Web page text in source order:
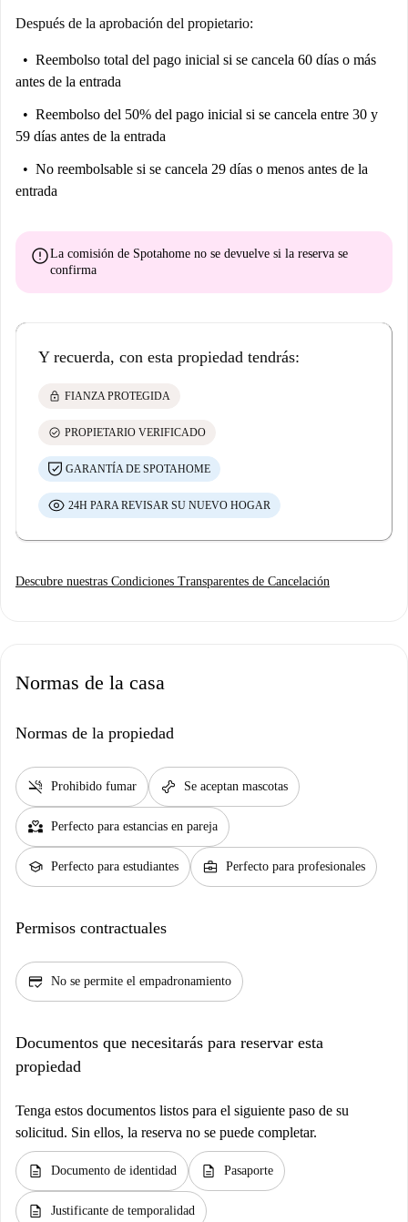
Después de la aprobación del propietario:
Reembolso total del pago inicial si se cancela 60 días o más
antes de la entrada
Reembolso del 50% del pago inicial si se cancela entre 30 y
59 días antes de la entrada
No reembolsable si se cancela 29 días o menos antes de la
entrada
errorLa comisión de Spotahome no se devuelve si la reserva se
confirma
Y recuerda, con esta propiedad tendrás:
lock FIANZA PROTEGIDA
check_circle PROPIETARIO VERIFICADO
GARANTÍA DE SPOTAHOME
24H PARA REVISAR SU NUEVO HOGAR
Descubre nuestras Condiciones Transparentes de Cancelación
Normas de la casa
Normas de la propiedad
smoke_free Prohibido fumar pet_supplies Se aceptan mascotas
partner_heart Perfecto para estancias en pareja
school Perfecto para estudiantes business_center Perfecto para profesionales
Permisos contractuales
credit_score No se permite el empadronamiento
Documentos que necesitarás para reservar esta
propiedad
Tenga estos documentos listos para el siguiente paso de su
solicitud. Sin ellos, la reserva no se puede completar.
description Documento de identidad description Pasaporte
description Justificante de temporalidad